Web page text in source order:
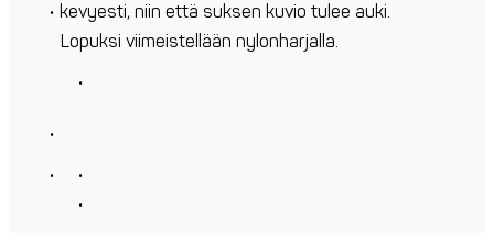
kevyesti, niin että suksen kuvio tulee auki.
Lopuksi viimeistellään nylonharjalla.